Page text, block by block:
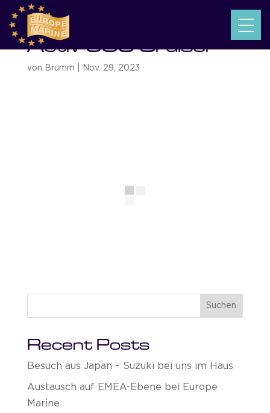
Activ 605 Cruiser
von Brumm Nov. 29, 2023
Suchen
Recent Posts
Besuch aus Japan – Suzuki bei uns im Haus
Austausch auf EMEA-Ebene bei Europe
Marine